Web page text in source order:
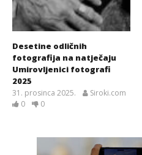
Desetine odličnih
fotografija na natječaju
Umirovljenici fotografi
2025
31. prosinca 2025.
Siroki.com
0
0